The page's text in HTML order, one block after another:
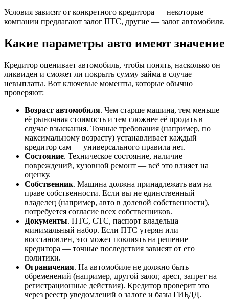
Условия зависят от конкретного кредитора — некоторые
компании предлагают залог ПТС, другие — залог автомобиля.
Какие параметры авто имеют значение
Кредитор оценивает автомобиль, чтобы понять, насколько он
ликвиден и сможет ли покрыть сумму займа в случае
невыплаты. Вот ключевые моменты, которые обычно
проверяют:
Возраст автомобиля. Чем старше машина, тем меньше
её рыночная стоимость и тем сложнее её продать в
случае взыскания. Точные требования (например, по
максимальному возрасту) устанавливает каждый
кредитор сам — универсального правила нет.
Состояние. Техническое состояние, наличие
повреждений, кузовной ремонт — всё это влияет на
оценку.
Собственник. Машина должна принадлежать вам на
праве собственности. Если вы не единственный
владелец (например, авто в долевой собственности),
потребуется согласие всех собственников.
Документы. ПТС, СТС, паспорт владельца —
минимальный набор. Если ПТС утерян или
восстановлен, это может повлиять на решение
кредитора — точные последствия зависят от его
политики.
Ограничения. На автомобиле не должно быть
обременений (например, другой залог, арест, запрет на
регистрационные действия). Кредитор проверит это
через реестр уведомлений о залоге и базы ГИБДД.